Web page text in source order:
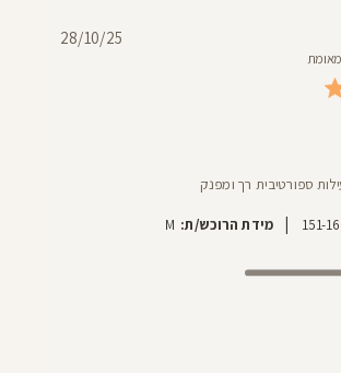
ספורטיבית רך ומפנק
151-
| מידת הרוכש/ת: M
28/10/25